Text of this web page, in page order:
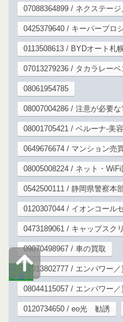
07088364899 / ネクステージ
0425379640 / キーパープロ
0113508613 / BYDオート札
07013279236 / タカラレー
08061954785
08007004286 / 注意が必要な
08001705421 / ベルーナ-美
0649676674 / マンション売
08005008224 / ネット・WiFi
0542500111 / 静岡県警察本
0120307044 / イオンコール
0473189061 / キャップスク
09070498967 / 車の買取
07013802777 / エンパワー
08044115057 / エンパワー
0120734650 / eo光 勧誘
口コミ
を書く